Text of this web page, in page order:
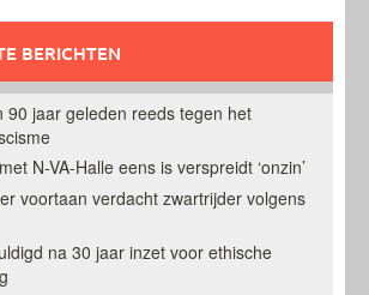
BERICHTEN
90 jaar geleden reeds tegen het
N-VA-Halle eens is verspreidt ‘onzin’
voortaan verdacht zwartrijder volgens
na 30 jaar inzet voor ethische